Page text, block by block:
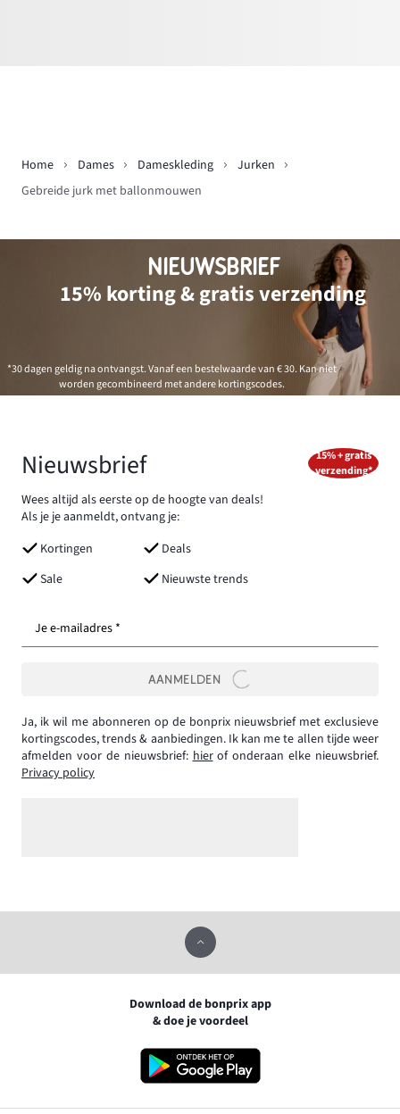
Home Dames Dameskleding
Jurken
Gebreide jurk met ballonmouwen
NIEUWSBRIEF
15% korting & gratis verzending
*30 dagen geldig na ontvangst. Vanaf een bestelwaarde van € 30. Kan niet
worden gecombineerd met andere kortingscodes.
Nieuwsbrief
Wees altijd als eerste op de hoogte van deals!
Als je je aanmeldt, ontvang je:
Kortingen
Deals
Sale
Nieuwste trends
15% + gratis
verzending*
Je e-mailadres *
AANMELDEN
Ja, ik wil me abonneren op de bonprix nieuwsbrief met exclusieve
kortingscodes, trends & aanbiedingen. Ik kan me te allen tijde weer
afmelden voor de nieuwsbrief:hierof onderaan elke nieuwsbrief.
Privacy policy
Download de bonprix app
& doe je voordeel